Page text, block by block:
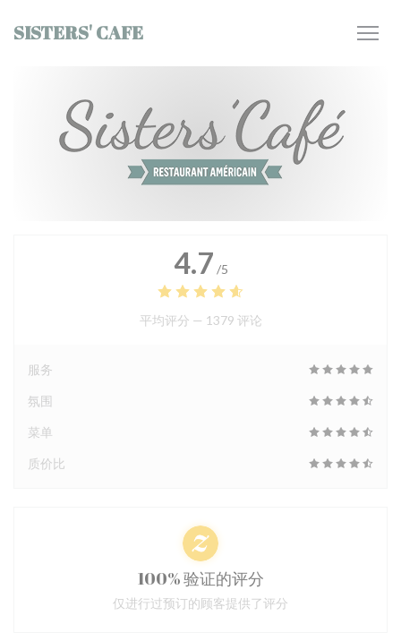
SISTERS' CAFE
4.7 /5
平均评分 — 1379 评论
服务
氛围
菜单
质价比
100% 验证的评分
仅进行过预订的顾客提供了评分